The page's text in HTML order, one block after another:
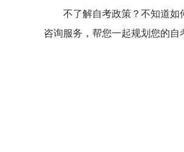
不了解自考政策？不知道如
咨询服务，帮您一起规划您的自